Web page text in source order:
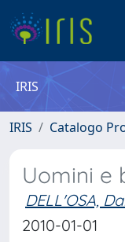
IRIS
IRIS Catalogo
Uomini e
DELL'OSA,
2010-01-01